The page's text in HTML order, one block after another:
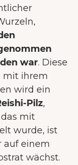
war. Diese
mit ihrem
wird ein
Pilz,
mit
wurde, ist
auf einem
wächst.